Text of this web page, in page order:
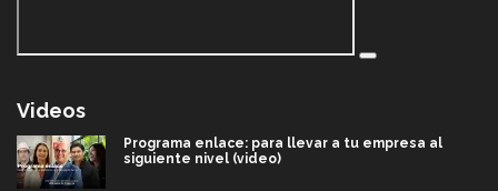
Videos
Programa enlace: para llevar a tu empresa al
siguiente nivel (video)